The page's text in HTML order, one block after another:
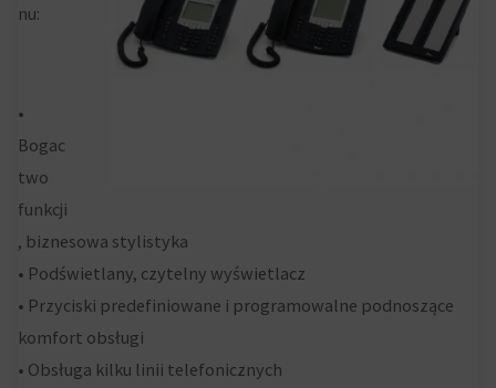
nu:
•
Bogac
two
funkcji
, biznesowa stylistyka
• Podświetlany, czytelny wyświetlacz
• Przyciski predefiniowane i programowalne podnoszące
komfort obsługi
• Obsługa kilku linii telefonicznych
jak
swoimi
preferencjami.